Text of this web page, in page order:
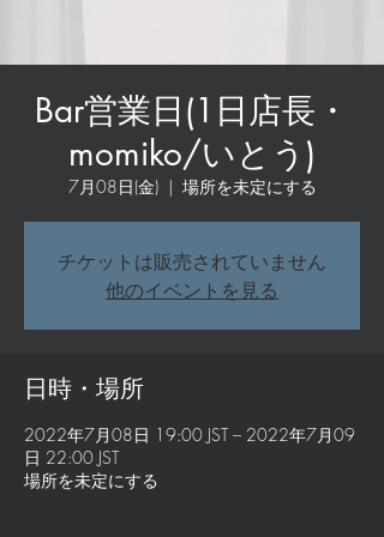
Bar営業日(1日店長・
momiko/いとう)
7月08日(金)
  |
場所を未定にする
チケットは販売されていません
他のイベントを見る
日時・場所
2022年7月08日 19:00 JST – 2022年7月09
日 22:00 JST
場所を未定にする